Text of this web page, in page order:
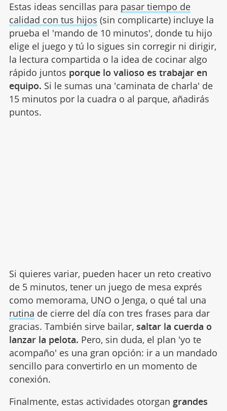
Estas ideas sencillas para pasar tiempo de
calidad con tus hijos (sin complicarte) incluye la
prueba el 'mando de 10 minutos', donde tu hijo
elige el juego y tú lo sigues sin corregir ni dirigir,
la lectura compartida o la idea de cocinar algo
rápido juntos porque lo valioso es trabajar en
equipo. Si le sumas una 'caminata de charla' de
15 minutos por la cuadra o al parque, añadirás
puntos.
Si quieres variar, pueden hacer un reto creativo
de 5 minutos, tener un juego de mesa exprés
como memorama, UNO o Jenga, o qué tal una
rutina de cierre del día con tres frases para dar
gracias. También sirve bailar, saltar la cuerda o
lanzar la pelota. Pero, sin duda, el plan 'yo te
acompaño' es una gran opción: ir a un mandado
sencillo para convertirlo en un momento de
conexión.
Finalmente, estas actividades otorgan grandes